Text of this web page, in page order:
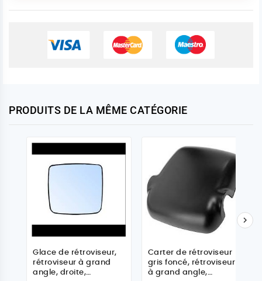
PRODUITS DE LA MÊME CATÉGORIE
Glace de rétroviseur,
rétroviseur à grand
angle, droite,
Carter de rétroviseur
gris foncé, rétroviseur
à grand angle,
